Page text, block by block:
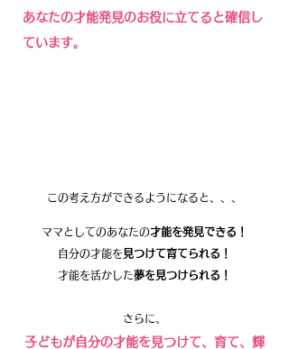
あなたの才能発見のお役に立てると確信し
ています。
この考え方ができるようになると、、、
ママとしてのあなたの才能を発見できる！
自分の才能を見つけて育てられる！
才能を活かした夢を見つけられる！
さらに、
子どもが自分の才能を見つけて、育て、輝